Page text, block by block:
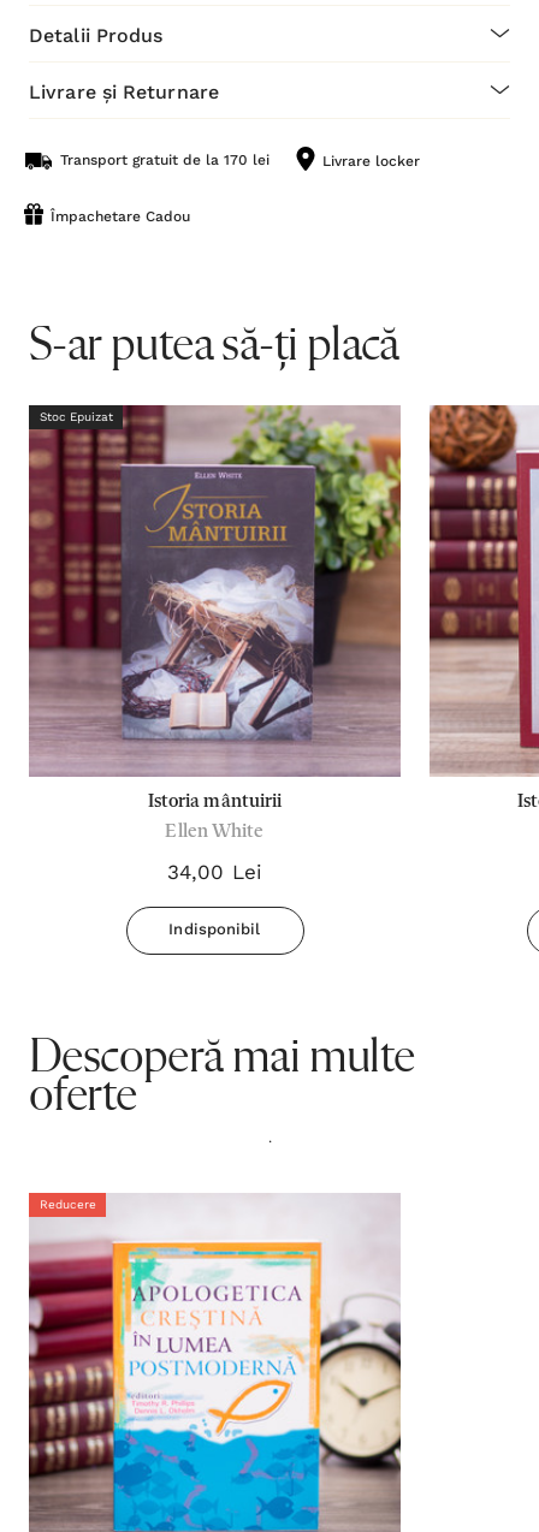
Detalii Produs
Livrare și Returnare
Transport gratuit de la 170 lei Livrare locker
Împachetare Cadou
S-ar putea să-ți placă
Stoc Epuizat
Istoria mântuirii
Ellen White
34,00 Lei
Indisponibil
Descoperă mai multe
oferte
.
Reducere